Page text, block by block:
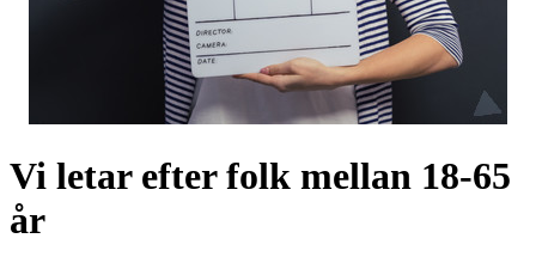
Vi letar efter folk mellan 18-65
år